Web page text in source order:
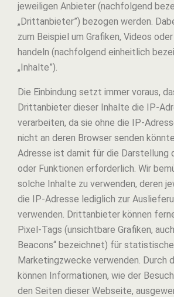
jeweiligen Anbieter (nachfolgend
„Drittanbieter”) bezogen werden.
zum Beispiel um Grafiken, Videos
handeln (nachfolgend einheitlich
„Inhalte”).
Die Einbindung setzt immer voraus,
Drittanbieter dieser Inhalte die IP-
verarbeiten, da sie ohne die IP-
nicht an deren Browser senden
Adresse ist damit für die Darstellung
oder Funktionen erforderlich. Wir
solche Inhalte zu verwenden, deren
die IP-Adresse lediglich zur
verwenden. Drittanbieter können
Pixel-Tags (unsichtbare Grafiken,
Beacons“ bezeichnet) für
Marketingzwecke verwenden. Durch
können Informationen, wie der
den Seiten dieser Webseite,